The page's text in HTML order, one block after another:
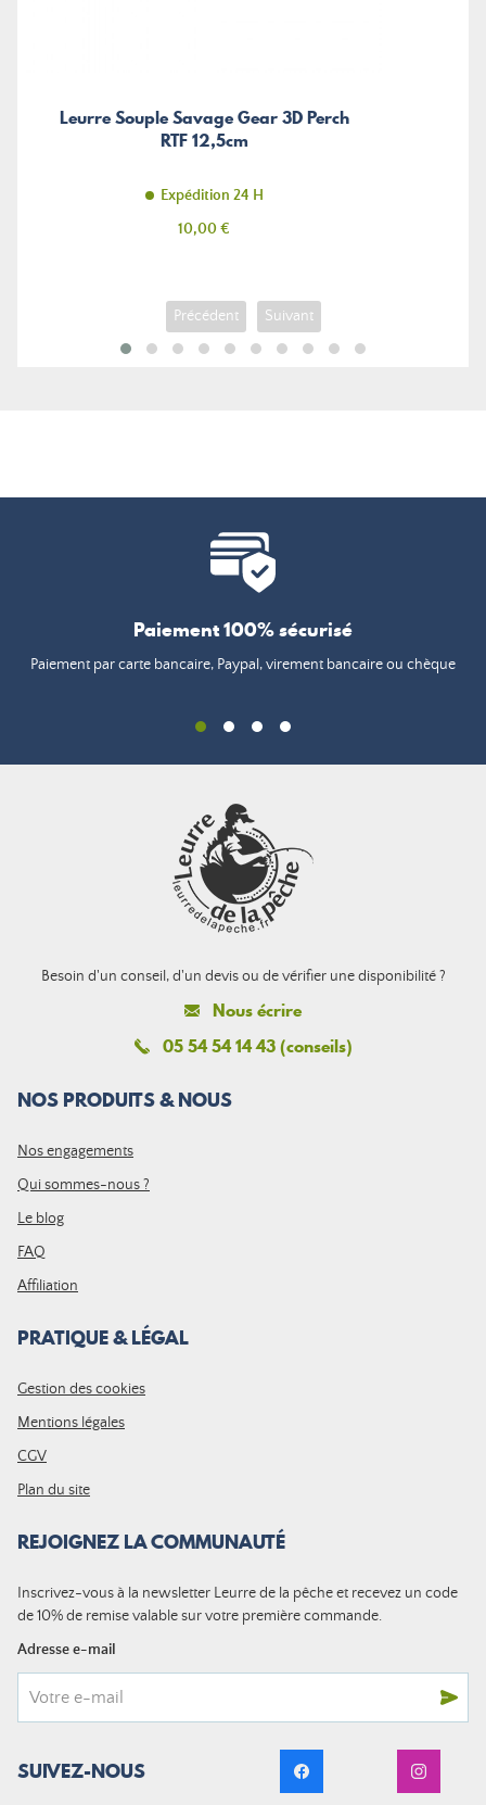
Leurre Souple Savage Gear 3D Perch
RTF 12,5cm
Expédition 24 H
Prix
10,00 €
Précédent Suivant
Paiement 100% sécurisé
Paiement par carte bancaire, Paypal, virement bancaire ou chèque
Besoin d'un conseil, d'un devis ou de vérifier une disponibilité ?
Nous écrire
05 54 54 14 43 (conseils)
NOS PRODUITS & NOUS
Nos engagements
Qui sommes-nous ?
Le blog
FAQ
Affiliation
PRATIQUE & LÉGAL
Gestion des cookies
Mentions légales
CGV
Plan du site
REJOIGNEZ LA COMMUNAUTÉ
Inscrivez-vous à la newsletter Leurre de la pêche et recevez un code
de 10% de remise valable sur votre première commande.
Adresse e-mail
SUIVEZ-NOUS